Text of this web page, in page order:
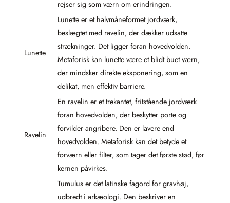
rejser sig som værn om erindringen.
Lunette
Lunette er et halvmåneformet jordværk,
beslægtet med ravelin, der dækker udsatte
strækninger. Det ligger foran hovedvolden.
Metaforisk kan lunette være et blidt buet værn,
der mindsker direkte eksponering, som en
delikat, men effektiv barriere.
Ravelin
En ravelin er et trekantet, fritstående jordværk
foran hovedvolden, der beskytter porte og
forvilder angribere. Den er lavere end
hovedvolden. Metaforisk kan det betyde et
forværn eller filter, som tager det første stød, før
kernen påvirkes.
Tumulus er det latinske fagord for gravhøj,
udbredt i arkæologi. Den beskriver en